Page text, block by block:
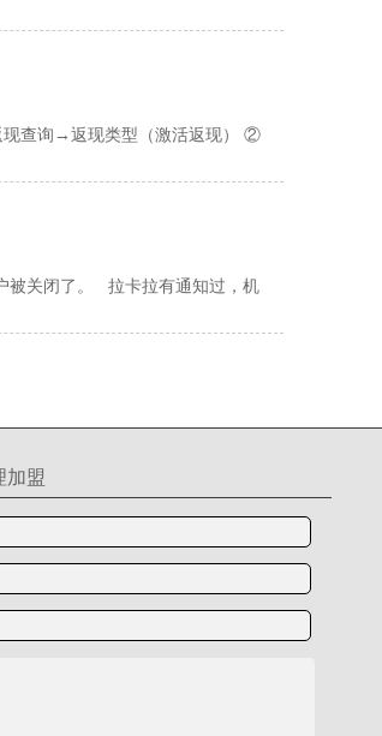
查询→返现类型（激活返现） ②
被关闭了。 拉卡拉有通知过，机
加盟